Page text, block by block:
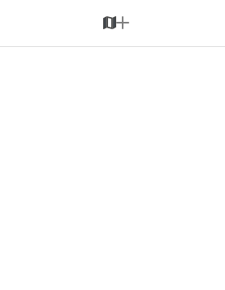
M
a
A
d